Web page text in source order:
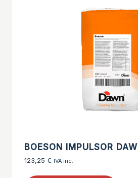
BOESON IMPULSOR
123,25 € IVA inc.